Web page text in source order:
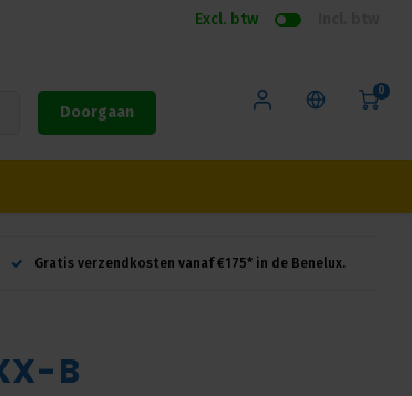
Excl. btw
Doorgaan
0
Gratis verzendkosten vanaf €175* in de Benelux.
B